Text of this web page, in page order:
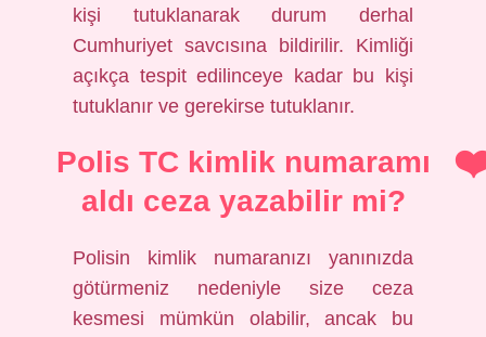
kişi tutuklanarak durum derhal
Cumhuriyet savcısına bildirilir. Kimliği
açıkça tespit edilinceye kadar bu kişi
tutuklanır ve gerekirse tutuklanır.
Polis TC kimlik numaramı
aldı ceza yazabilir mi?
Polisin kimlik numaranızı yanınızda
götürmeniz nedeniyle size ceza
kesmesi mümkün olabilir, ancak bu